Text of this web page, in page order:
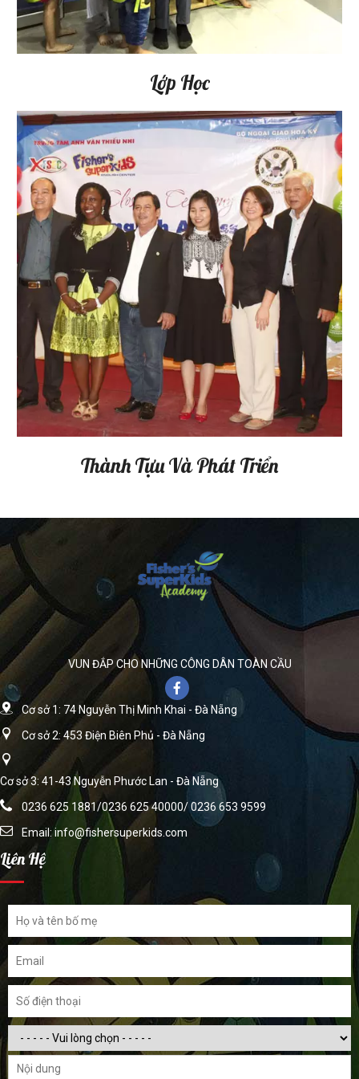
Lớp Học
Thành Tựu Và Phát Triển
VUN ĐẮP CHO NHỮNG CÔNG DÂN TOÀN CẦU
Cơ sở 1: 74 Nguyễn Thị Minh Khai - Đà Nẵng
Cơ sở 2: 453 Điện Biên Phủ - Đà Nẵng
Cơ sở 3: 41-43 Nguyễn Phước Lan - Đà Nẵng
0236 625 1881/0236 625 40000/ 0236 653 9599
Email:info@fishersuperkids.com
Liên Hệ